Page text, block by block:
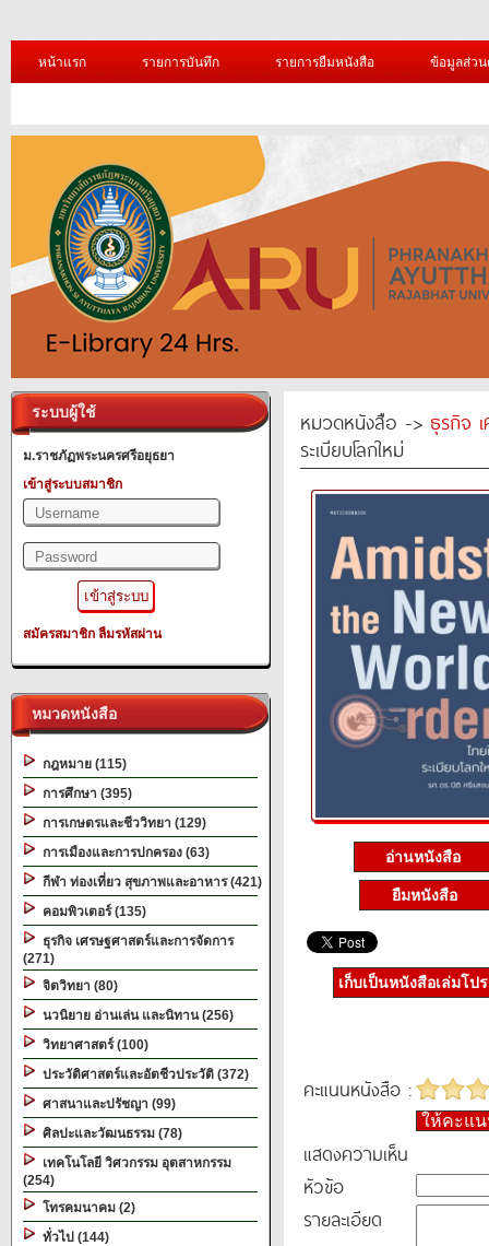
หน้าแรก รายการบันทึก รายการยืมหนังสือ ข้อมูลส่ว
ระบบผู้ใช้
ม.ราชภัฏพระนครศรีอยุธยา
เข้าสู่ระบบสมาชิก
สมัครสมาชิก ลืมรหัสผ่าน
หมวดหนังสือ
กฎหมาย (115)
การศึกษา (395)
การเกษตรและชีววิทยา (129)
การเมืองและการปกครอง (63)
กีฬา ท่องเที่ยว สุขภาพและอาหาร (421)
คอมพิวเตอร์ (135)
ธุรกิจ เศรษฐศาสตร์และการจัดการ
(271)
จิตวิทยา (80)
นวนิยาย อ่านเล่น และนิทาน (256)
วิทยาศาสตร์ (100)
ประวัติศาสตร์และอัตชีวประวัติ (372)
ศาสนาและปรัชญา (99)
ศิลปะและวัฒนธรรม (78)
เทคโนโลยี วิศวกรรม อุตสาหกรรม
(254)
โทรคมนาคม (2)
ทั่วไป (144)
หมวดหนังสือ -> ธุรกิจ
ระเบียบโลกใหม่
อ่านหนังสือ
ยืมหนังสือ
เก็บเป็นหนังสือเล่มโป
คะแนนหนังสือ :
ให้คะแ
แสดงความเห็น
หัวข้อ
รายละเอียด